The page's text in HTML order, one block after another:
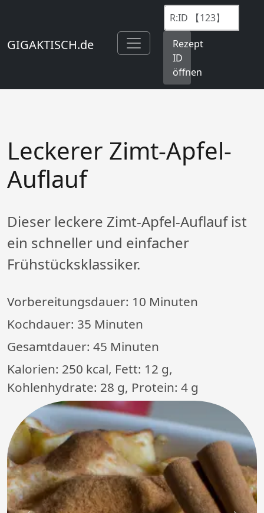
GIGAKTISCH.de
Rezept
ID
öffnen
Leckerer Zimt-Apfel-
Auflauf
Dieser leckere Zimt-Apfel-Auflauf ist
ein schneller und einfacher
Frühstücksklassiker.
Vorbereitungsdauer: 10 Minuten
Kochdauer: 35 Minuten
Gesamtdauer: 45 Minuten
Kalorien: 250 kcal, Fett: 12 g,
Kohlenhydrate: 28 g, Protein: 4 g